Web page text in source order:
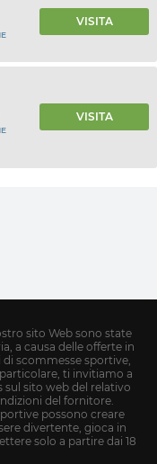
VISITA
VISITA
sito Web sono state
a causa delle offerte in
scommesse sportive,
ti invitiamo a
sito web del relativo
del fornitore.
possono creare
divertente, gioca in
solo a partire dai 18